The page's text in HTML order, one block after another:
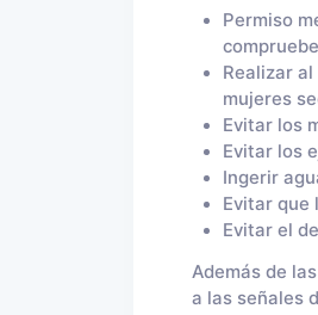
Permiso
Realizar
mujeres
Evitar los
Evitar los
Ingerir
Evitar que
Evitar el
Además de
a las señales